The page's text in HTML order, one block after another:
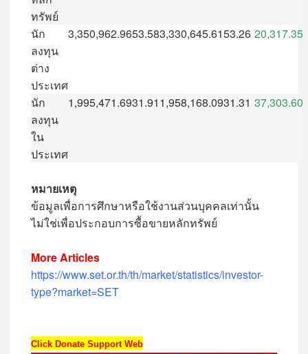
ทรัพย์
นัก
ลงทุน
ต่าง
ประเทศ
3,350,962.9653.583,330,645.6153.26 20,317.35
นัก
ลงทุน
ใน
ประเทศ
1,995,471.6931.911,958,168.0931.31 37,303.60
หมายเหตุ
ข้อมูลเพื่อการศึกษาหรือใช้งานส่วนบุคคลเท่านั้น
ไม่ใช่เพื่อประกอบการซื้อขายหลักทรัพย์
More Articles
https://www.set.or.th/th/market/statistics/investor-
type?market=SET
Click Donate Support Web